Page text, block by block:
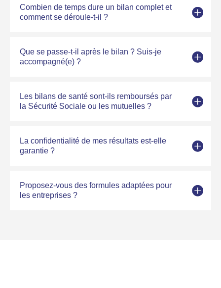
Combien de temps dure un bilan complet et
comment se déroule-t-il ?
Que se passe-t-il après le bilan ? Suis-je
accompagné(e) ?
Les bilans de santé sont-ils remboursés par
la Sécurité Sociale ou les mutuelles ?
La confidentialité de mes résultats est-elle
garantie ?
Proposez-vous des formules adaptées pour
les entreprises ?